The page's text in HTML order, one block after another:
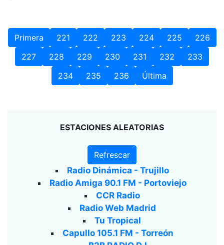
Primera 221 222 223 224 225
226
227
228 229 230 231 232
233
234
235 236 Última
ESTACIONES ALEATORIAS
Refrescar
Radio Dinámica - Trujillo
Radio Amiga 90.1 FM - Portoviejo
CCR Radio
Radio Web Madrid
Tu Tropical
Capullo 105.1 FM - Torreón